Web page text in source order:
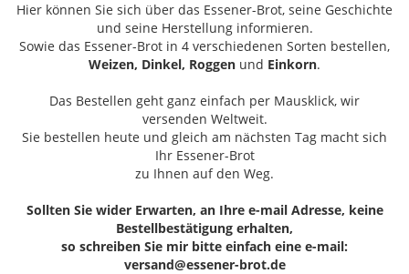
Hier können Sie sich über das Essener-Brot, seine Geschichte
und seine Herstellung informieren.
Sowie das Essener-Brot in 4 verschiedenen Sorten bestellen,
Weizen, Dinkel, Roggen und Einkorn.
Das Bestellen geht ganz einfach per Mausklick, wir
versenden Weltweit.
Sie bestellen heute und gleich am nächsten Tag macht sich
Ihr Essener-Brot
zu Ihnen auf den Weg.
Sollten Sie wider Erwarten, an Ihre e-mail Adresse, keine
Bestellbestätigung erhalten,
so schreiben Sie mir bitte einfach eine e-mail:
versand@essener-brot.de